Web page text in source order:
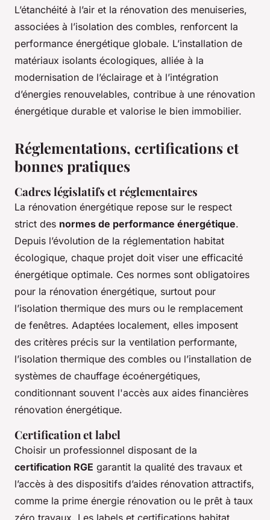
L’étanchéité à l’air et la rénovation des menuiseries,
associées à l’isolation des combles, renforcent la
performance énergétique globale. L’installation de
matériaux isolants écologiques, alliée à la
modernisation de l’éclairage et à l’intégration
d’énergies renouvelables, contribue à une rénovation
énergétique durable et valorise le bien immobilier.
Réglementations, certifications et
bonnes pratiques
Cadres législatifs et réglementaires
La rénovation énergétique repose sur le respect
strict des normes de performance énergétique.
Depuis l’évolution de la réglementation habitat
écologique, chaque projet doit viser une efficacité
énergétique optimale. Ces normes sont obligatoires
pour la rénovation énergétique, surtout pour
l’isolation thermique des murs ou le remplacement
de fenêtres. Adaptées localement, elles imposent
des critères précis sur la ventilation performante,
l’isolation thermique des combles ou l’installation de
systèmes de chauffage écoénergétiques,
conditionnant souvent l'accès aux aides financières
rénovation énergétique.
Certification et label
Choisir un professionnel disposant de la
certification RGE garantit la qualité des travaux et
l’accès à des dispositifs d’aides rénovation attractifs,
comme la prime énergie rénovation ou le prêt à taux
zéro travaux. Les labels et certifications habitat